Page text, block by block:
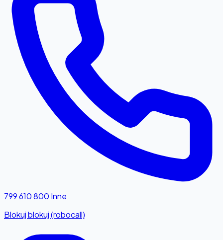
799 610 800 Inne
Blokuj blokuj (robocall)